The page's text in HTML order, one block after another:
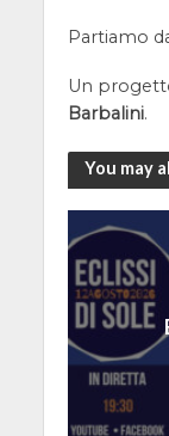
Partiamo
Un
Barbalini.
You may